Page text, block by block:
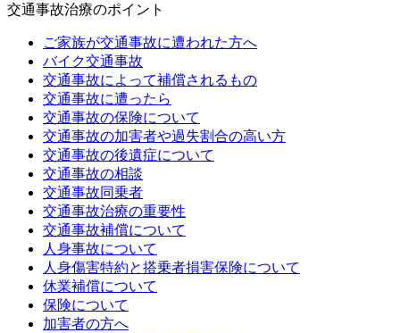
交通事故治療のポイント
ご家族が交通事故に遭われた方へ
バイク交通事故
交通事故によって補償されるもの
交通事故に遭ったら
交通事故の保険について
交通事故の加害者や過失割合の高い方
交通事故の後遺症について
交通事故の相談
交通事故同乗者
交通事故治療の重要性
交通事故補償について
人身事故について
人身傷害特約と搭乗者損害保険について
休業補償について
保険について
加害者の方へ